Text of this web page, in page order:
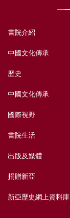
書院介紹
中國文化傳承
歷史
中國文化傳承
國際視野
書院生活
出版及媒體
捐贈新亞
新亞歷史網上資料庫